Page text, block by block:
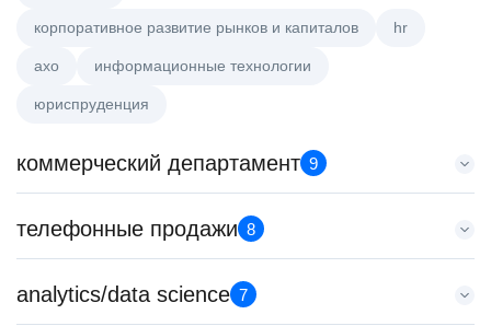
корпоративное развитие рынков и капиталов hr
axo информационные технологии
юриспруденция
коммерческий департамент 9
Старший аналитик клиентской эффективности
HeadHunter::Коммерческий департамент
з/п не указана
телефонные продажи 8
Менеджер по продажам в сегменте малого и среднего
бизнеса
analytics/data science 7